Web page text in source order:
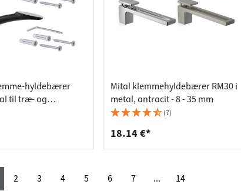
hyldebærer
til træ- og
Mital klemmehyldebærer RM30 i
metal, antracit - 8 - 35 mm
(7)
18.14 €*
2 3 4 5 6 7 ... 14